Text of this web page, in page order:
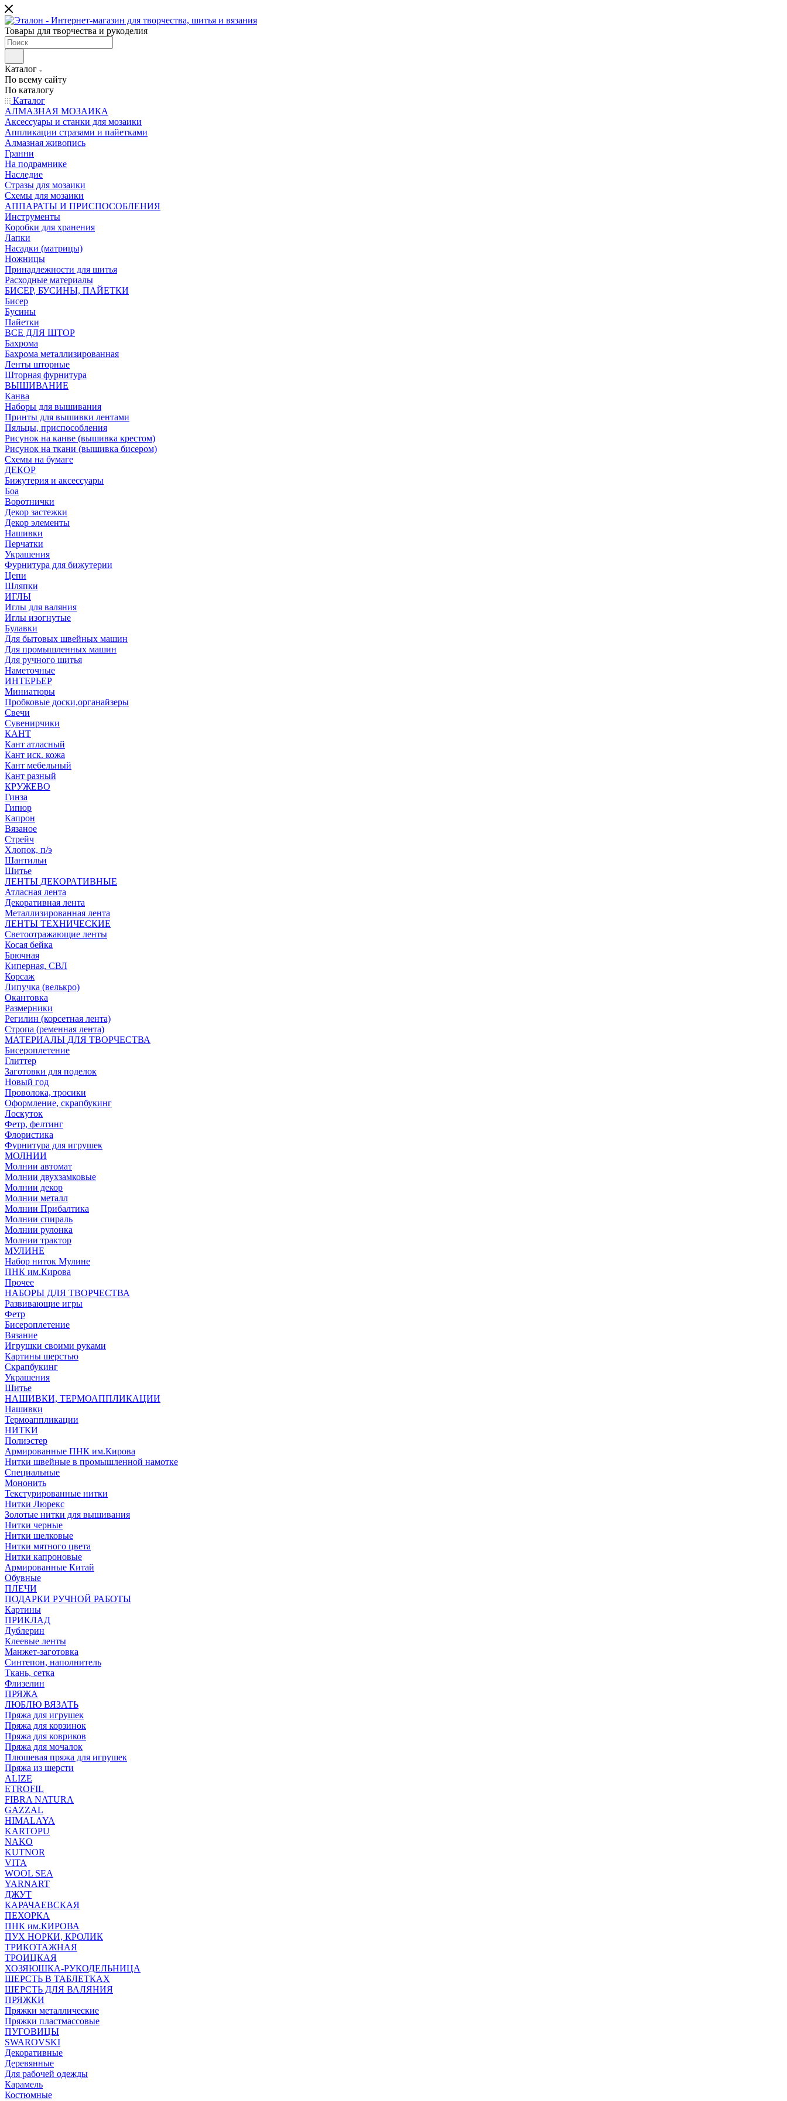
Товары для творчества и рукоделия
Каталог
По всему сайту
По каталогу
Каталог
АЛМАЗНАЯ МОЗАИКА
Аксессуары и станки для мозаики
Аппликации стразами и пайетками
Алмазная живопись
Гранни
На подрамнике
Наследие
Стразы для мозаики
Схемы для мозаики
АППАРАТЫ И ПРИСПОСОБЛЕНИЯ
Инструменты
Коробки для хранения
Лапки
Насадки (матрицы)
Ножницы
Принадлежности для шитья
Расходные материалы
БИСЕР, БУСИНЫ, ПАЙЕТКИ
Бисер
Бусины
Пайетки
ВСЕ ДЛЯ ШТОР
Бахрома
Бахрома металлизированная
Ленты шторные
Шторная фурнитура
ВЫШИВАНИЕ
Канва
Наборы для вышивания
Принты для вышивки лентами
Пяльцы, приспособления
Рисунок на канве (вышивка крестом)
Рисунок на ткани (вышивка бисером)
Схемы на бумаге
ДЕКОР
Бижутерия и аксессуары
Боа
Воротнички
Декор застежки
Декор элементы
Нашивки
Перчатки
Украшения
Фурнитура для бижутерии
Цепи
Шляпки
ИГЛЫ
Иглы для валяния
Иглы изогнутые
Булавки
Для бытовых швейных машин
Для промышленных машин
Для ручного шитья
Наметочные
ИНТЕРЬЕР
Миниатюры
Пробковые доски,органайзеры
Свечи
Сувенирчики
КАНТ
Кант атласный
Кант иск. кожа
Кант мебельный
Кант разный
КРУЖЕВО
Гинза
Гипюр
Капрон
Вязаное
Стрейч
Хлопок, п/э
Шантильи
Шитье
ЛЕНТЫ ДЕКОРАТИВНЫЕ
Атласная лента
Декоративная лента
Металлизированная лента
ЛЕНТЫ ТЕХНИЧЕСКИЕ
Светоотражающие ленты
Косая бейка
Брючная
Киперная, СВЛ
Корсаж
Липучка (велькро)
Окантовка
Размерники
Регилин (корсетная лента)
Стропа (ременная лента)
МАТЕРИАЛЫ ДЛЯ ТВОРЧЕСТВА
Бисероплетение
Глиттер
Заготовки для поделок
Новый год
Проволока, тросики
Оформление, скрапбукинг
Лоскуток
Фетр, фелтинг
Флористика
Фурнитура для игрушек
МОЛНИИ
Молнии автомат
Молнии двухзамковые
Молнии декор
Молнии металл
Молнии Прибалтика
Молнии спираль
Молнии рулонка
Молнии трактор
МУЛИНЕ
Набор ниток Мулине
ПНК им.Кирова
Прочее
НАБОРЫ ДЛЯ ТВОРЧЕСТВА
Развивающие игры
Фетр
Бисероплетение
Вязание
Игрушки своими руками
Картины шерстью
Скрапбукинг
Украшения
Шитье
НАШИВКИ, ТЕРМОАППЛИКАЦИИ
Нашивки
Термоаппликации
НИТКИ
Полиэстер
Армированные ПНК им.Кирова
Нитки швейные в промышленной намотке
Специальные
Мононить
Текстурированные нитки
Нитки Люрекс
Золотые нитки для вышивания
Нитки черные
Нитки шелковые
Нитки мятного цвета
Нитки капроновые
Армированные Китай
Обувные
ПЛЕЧИ
ПОДАРКИ РУЧНОЙ РАБОТЫ
Картины
ПРИКЛАД
Дублерин
Клеевые ленты
Манжет-заготовка
Синтепон, наполнитель
Ткань, сетка
Флизелин
ПРЯЖА
ЛЮБЛЮ ВЯЗАТЬ
Пряжа для игрушек
Пряжа для корзинок
Пряжа для ковриков
Пряжа для мочалок
Плюшевая пряжа для игрушек
Пряжа из шерсти
ALIZE
ETROFIL
FIBRA NATURA
GAZZAL
HIMALAYA
KARTOPU
NAKO
KUTNOR
VITA
WOOL SEA
YARNART
ДЖУТ
КАРАЧАЕВСКАЯ
ПЕХОРКА
ПНК им.КИРОВА
ПУХ НОРКИ, КРОЛИК
ТРИКОТАЖНАЯ
ТРОИЦКАЯ
ХОЗЯЮШКА-РУКОДЕЛЬНИЦА
ШЕРСТЬ В ТАБЛЕТКАХ
ШЕРСТЬ ДЛЯ ВАЛЯНИЯ
ПРЯЖКИ
Пряжки металлические
Пряжки пластмассовые
ПУГОВИЦЫ
SWAROVSKI
Декоративные
Деревянные
Для рабочей одежды
Карамель
Костюмные